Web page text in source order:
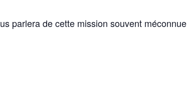
parlera de cette mission souvent méconnue